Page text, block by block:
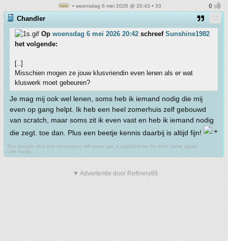
• woensdag 6 mei 2026 @ 20:43 • 33
Chandler
Op woensdag 6 mei 2026 20:42 schreef Sunshine1982
het volgende:
[..]
Misschien mogen ze jouw klusvriendin even lenen als er wat
kluswerk moet gebeuren?
Je mag mij ook wel lenen, soms heb ik iemand nodig die mij
even op gang helpt. Ik heb een heel zomerhuis zelf gebouwd
van scratch, maar soms zit ik even vast en heb ik iemand nodig
die zegt. toe dan. Plus een beetje kennis daarbij is altijd fijn!
The people who lost my respect will never get a capital letter for their name again.
Like trump...
▼ Advertentie door Refinery89